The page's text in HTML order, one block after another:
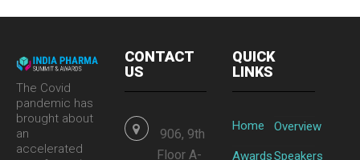
The Covid
pandemic has
brought about
an
accelerated
CONTACT
US
906, 9th
Floor A-
QUICK
LINKS
Home Overview
AwardsSpeakers